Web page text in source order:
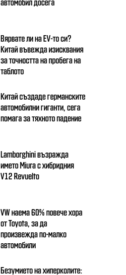
Вярвате ли на EV-то си?
Китай въвежда изисквания
за точността на пробега на
таблото
Китай създаде германските
автомобилни гиганти, сега
помага за тяхното падение
Lamborghini възражда
името Miura с хибридния
V12 Revuelto
VW наема 60% повече хора
от Toyota, за да
произвежда по-малко
автомобили
Безумието на хиперколите: